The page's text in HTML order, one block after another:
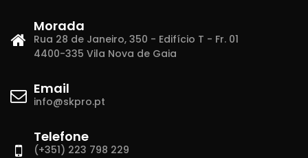
Morada
Rua 28 de Janeiro, 350 - Edifício T - Fr. 01
4400-335 Vila Nova de Gaia
Email
info@skpro.pt
Telefone
(+351) 223 798 229